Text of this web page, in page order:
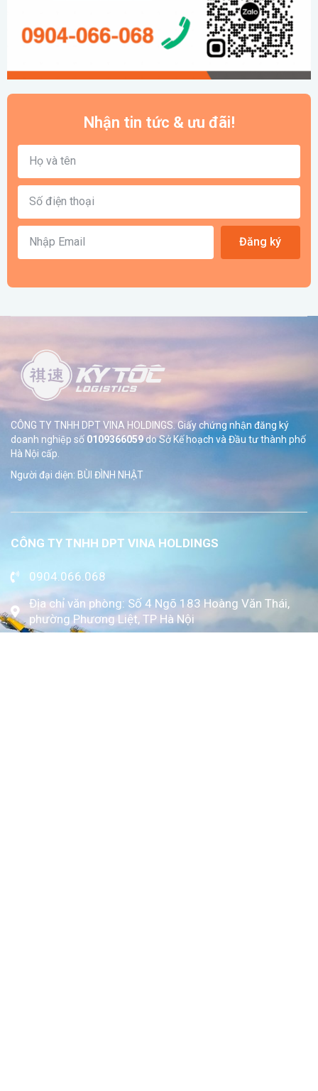
Nhận tin tức & ưu đãi!
Đăng ký
CÔNG TY TNHH DPT VINA HOLDINGS. Giấy chứng nhận đăng ký
doanh nghiệp số 0109366059do SởKế hoạch và Đầu tư thành phố
Hà Nội cấp.
Người đại diện: BÙI ĐÌNH NHẬT
CÔNG TY TNHH DPT VINA HOLDINGS
0904.066.068
Địa chỉ văn phòng: Số 4 Ngõ 183 Hoàng Văn Thái,
phường Phương Liệt, TP Hà Nội